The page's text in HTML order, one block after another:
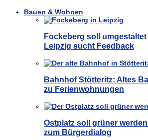
Bauen & Wohnen
Fockeberg soll
Leipzig sucht Feedback
Bahnhof Stötteritz: Altes
zu Ferienwohnungen
Ostplatz soll grüner
zum Bürgerdialog